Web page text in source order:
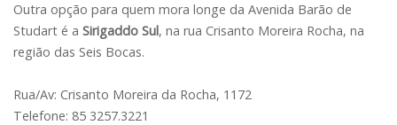
Outra opção para quem mora longe da Avenida Barão de
Studart é a Sirigaddo Sul, na rua Crisanto Moreira Rocha, na
região das Seis Bocas.
Rua/Av: Crisanto Moreira da Rocha, 1172
Telefone: 85 3257.3221